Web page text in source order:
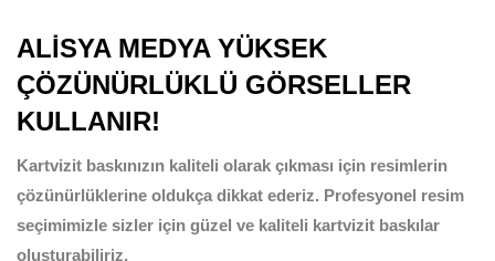
ALİSYA MEDYA YÜKSEK
ÇÖZÜNÜRLÜKLÜ GÖRSELLER
KULLANIR!
Kartvizit baskınızın kaliteli olarak çıkması için resimlerin
çözünürlüklerine oldukça dikkat ederiz. Profesyonel resim
seçimimizle sizler için güzel ve kaliteli kartvizit baskılar
oluşturabiliriz.